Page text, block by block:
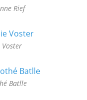
Rief
Batlle